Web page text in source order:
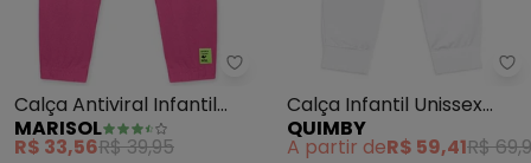
Marisol - Calça Antiviral Infantil
Calça Antiviral Infantil
Feminina (Rosa)
MARISOL
R$ 33,56R$ 39,95
Calça Infantil Unissex
Térmica Branco
QUIMBY
A partir deR$ 59,41R$